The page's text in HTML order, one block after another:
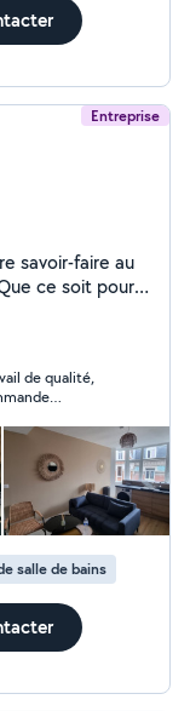
Entreprise
savoir-faire au
ce soit pour
soigné,
de qualité,
salle de bains